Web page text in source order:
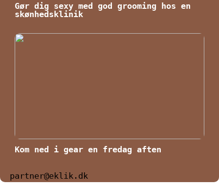
Gør dig sexy med god grooming hos en
skønhedsklinik
Kom ned i gear en fredag aften
partner@eklik.dk